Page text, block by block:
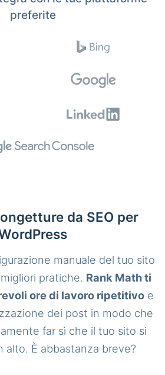
preferite
da SEO per
manuale del tuo sito
pratiche. Rank Math ti
ore di lavoro ripetitivoe
dei post in modo che
far sì che il tuo sito si
alto. È abbastanza breve?